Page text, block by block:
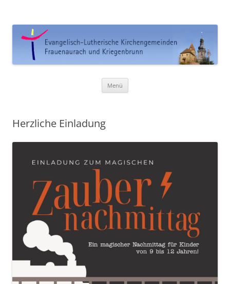
Frauenaurach-Kriegenbrunn
Menü
Herzliche Einladung